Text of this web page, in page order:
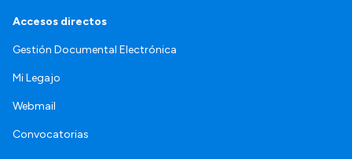
Accesos directos
Gestión Documental Electrónica
Mi Legajo
Webmail
Convocatorias